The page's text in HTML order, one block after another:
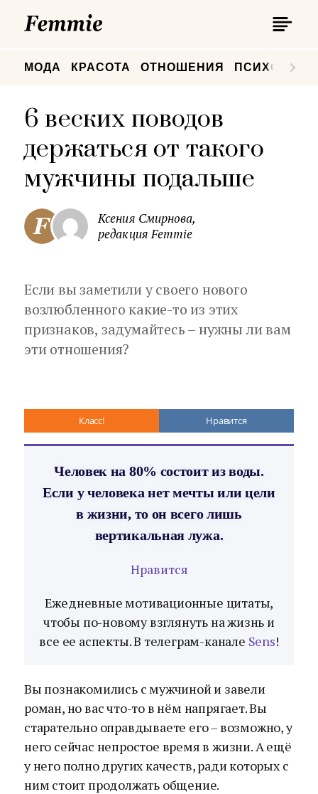
МОДА КРАСОТА ОТНОШЕНИЯ
6 веских поводов
держаться от такого
мужчины подальше
Ксения Смирнова,
редакция Femmie
Если вы заметили у своего нового
возлюбленного какие-то из этих
признаков, задумайтесь – нужны ли вам
эти отношения?
Класс! Нравится
Человек на 80% состоит из воды.
Если у человека нет мечты или цели
в жизни, то он всего лишь
вертикальная лужа.
Нравится
Ежедневные мотивационные цитаты,
чтобы по-новому взглянуть на жизнь и
все ее аспекты. В телеграм-канале Sens!
Вы познакомились с мужчиной и завели
роман, но вас что-то в нём напрягает. Вы
старательно оправдываете его – возможно, у
него сейчас непростое время в жизни. А ещё
у него полно других качеств, ради которых с
ним стоит продолжать общение.